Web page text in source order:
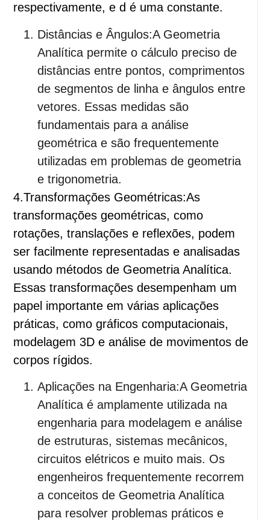
respectivamente, e d é uma constante.
Distâncias e Ângulos:A Geometria
Analítica permite o cálculo preciso de
distâncias entre pontos, comprimentos
de segmentos de linha e ângulos entre
vetores. Essas medidas são
fundamentais para a análise
geométrica e são frequentemente
utilizadas em problemas de geometria
e trigonometria.
4.Transformações Geométricas:As
transformações geométricas, como
rotações, translações e reflexões, podem
ser facilmente representadas e analisadas
usando métodos de Geometria Analítica.
Essas transformações desempenham um
papel importante em várias aplicações
práticas, como gráficos computacionais,
modelagem 3D e análise de movimentos de
corpos rígidos.
Aplicações na Engenharia:A Geometria
Analítica é amplamente utilizada na
engenharia para modelagem e análise
de estruturas, sistemas mecânicos,
circuitos elétricos e muito mais. Os
engenheiros frequentemente recorrem
a conceitos de Geometria Analítica
para resolver problemas práticos e